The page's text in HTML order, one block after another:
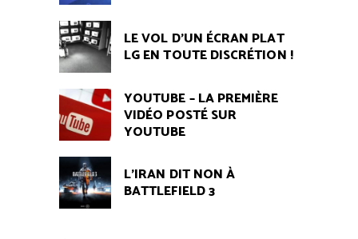
LE VOL D'UN ÉCRAN PLAT
LG EN TOUTE DISCRÉTION !
YOUTUBE – LA PREMIÈRE
VIDÉO POSTÉ SUR
YOUTUBE
L’IRAN DIT NON À
BATTLEFIELD 3